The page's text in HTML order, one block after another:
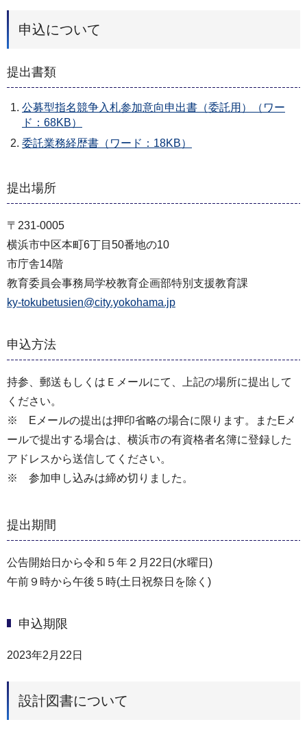
申込について
提出書類
公募型指名競争入札参加意向申出書（委託用）（ワー
ド：68KB）
委託業務経歴書（ワード：18KB）
提出場所
〒231-0005
横浜市中区本町6丁目50番地の10
市庁舎14階
教育委員会事務局学校教育企画部特別支援教育課
ky-tokubetusien@city.yokohama.jp
申込方法
持参、郵送もしくはＥメールにて、上記の場所に提出して
ください。
※ Eメールの提出は押印省略の場合に限ります。またEメ
ールで提出する場合は、横浜市の有資格者名簿に登録した
アドレスから送信してください。
※ 参加申し込みは締め切りました。
提出期間
公告開始日から令和５年２月22日(水曜日)
午前９時から午後５時(土日祝祭日を除く)
申込期限
2023年2月22日
設計図書について